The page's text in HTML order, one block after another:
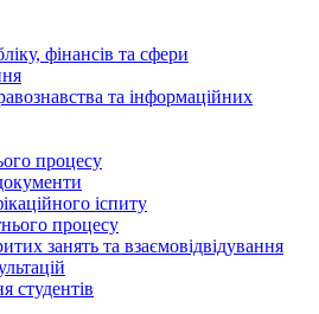
фінансів та сфери
та інформаційних
процесу
іспиту
процесу
занять та взаємовідвідування
студентів